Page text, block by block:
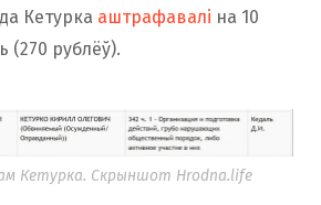
Кетурка аштрафавалі на 10
(270 рублёў).
Кетурка. Скрыншот Hrodna.life